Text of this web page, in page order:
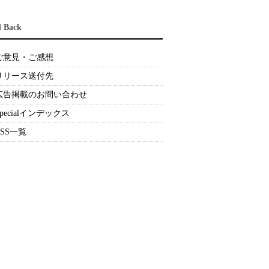
Back
意見・ご感想
リース送付先
告掲載のお問い合わせ
インデックス
一覧